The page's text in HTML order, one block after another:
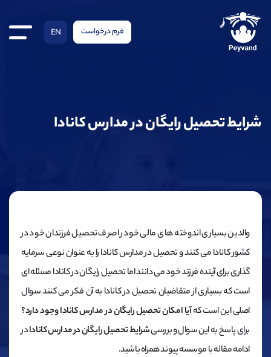
فرم درخواست EN
شرایط تحصیل رایگان در مدارس کانادا
والدین بسیاری اندوخته های مالی خود را صرف تحصیل فرزندان خود در
کشور کانادا می کنند و تحصیل در مدارس کانادا را به عنوان نوعی سرمایه
گذاری برای آینده فرزند خود می دانند اما تحصیل رایگان در کانادا مسئله ای
است که بسیاری از متقاضیان تحصیل در کانادا به آن فکر می کنند سوال
اصلی این است کهآیا امکان تحصیل رایگان در مدارس کانادا وجود دارد؟
برای پاسخ به این سوال و بررسیشرایط تحصیل رایگان در مدارس کانادادر
ادامه مقاله با موسسه پیوند همراه باشید.